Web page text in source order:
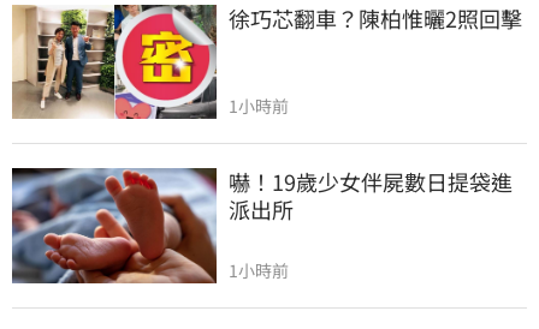
徐巧芯翻車？陳柏惟曬2照回擊
1小時前
嚇！19歲少女伴屍數日提袋進
派出所
1小時前